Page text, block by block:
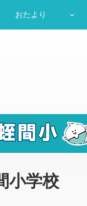
おたより